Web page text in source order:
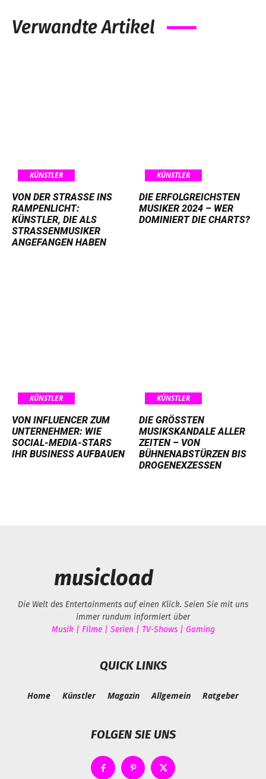
Verwandte Artikel
KÜNSTLER
VON DER STRASSE INS R
AMPENLICHT: K
ÜNSTLER, DIE ALS S
TRASSENMUSIKER AN
GEFANGEN HABEN
KÜNSTLER
DIE ERFOLGREICHSTEN
MUSIKER 2024 – WER
DOMINIERT DIE CHARTS?
KÜNSTLER
VON INFLUENCER ZUM
UNTERNEHMER: WIE
SOCIAL-MEDIA-STARS
IHR BUSINESS AUFBAUEN
KÜNSTLER
DIE GRÖSSTEN M
USIKSKANDALE ALLER Z
EITEN – VON B
ÜHNENABSTÜRZEN BIS D
ROGENEXZESSEN
musicload
Die Welt des Entertainments auf einen Klick. Seien Sie mit uns
immer rundum informiert über
Musik | Filme | Serien | TV-Shows | Gaming
QUICK LINKS
Home Künstler Magazin Allgemein Ratgeber
FOLGEN SIE UNS